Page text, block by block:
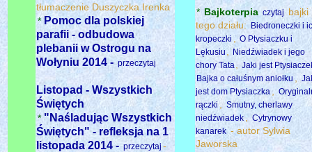
tłumaczenie Duszyczka Irenka
*Pomoc dla polskiej
parafii - odbudowa
plebanii w Ostrogu na
Wołyniu 2014 - przeczytaj
Listopad - Wszystkich
Świętych
* "Naśladując Wszystkich
Świętych" - refleksja na 1
listopada 2014 - przeczytaj -
* Bajkoterpia czytaj bajki
tego działu: Biedroneczki i
kropeczki , O Ptysiaczku i
Lękusiu
Niedźwiadek i jego
chory Tata , Jaki jest
Bajka o całuśnym aniołku
jest dom Ptysiaczka ,
rączki ,
Smutny, cherlawy
niedźwiadek, Cytrynowy
kanarek - autor Sylwia
Jaworska